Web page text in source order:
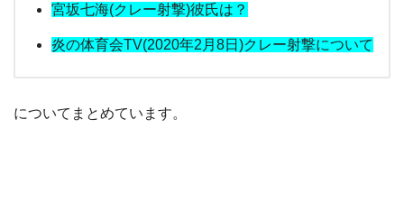
宮坂七海(クレー射撃)彼氏は？
炎の体育会TV(2020年2月8日)クレー射撃について
についてまとめています。